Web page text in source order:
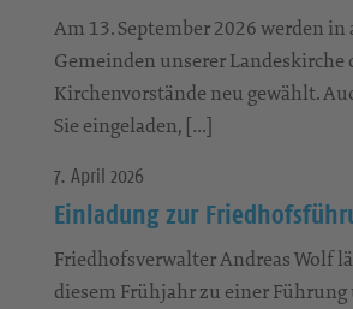
Am 13. September 2026 werden in
Gemeinden unserer Landeskirche
Kirchenvorstände neu gewählt.
Sie eingeladen, […]
7. April 2026
Einladung zur
Friedhofsverwalter Andreas Wolf
diesem Frühjahr zu einer Führung